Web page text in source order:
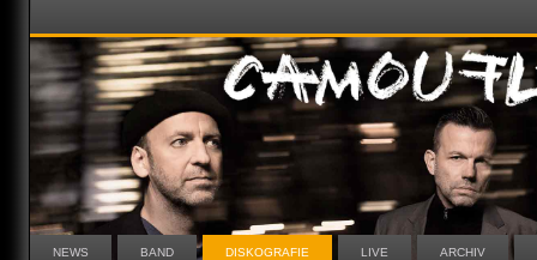
NEWS BAND DISKOGRAFIE LIVE ARCHIV